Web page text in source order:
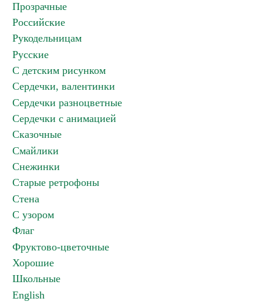
Прозрачные
Российские
Рукодельницам
Русские
С детским рисунком
Сердечки, валентинки
Сердечки разноцветные
Сердечки с анимацией
Сказочные
Смайлики
Снежинки
Старые ретрофоны
Стена
С узором
Флаг
Фруктово-цветочные
Хорошие
Школьные
English